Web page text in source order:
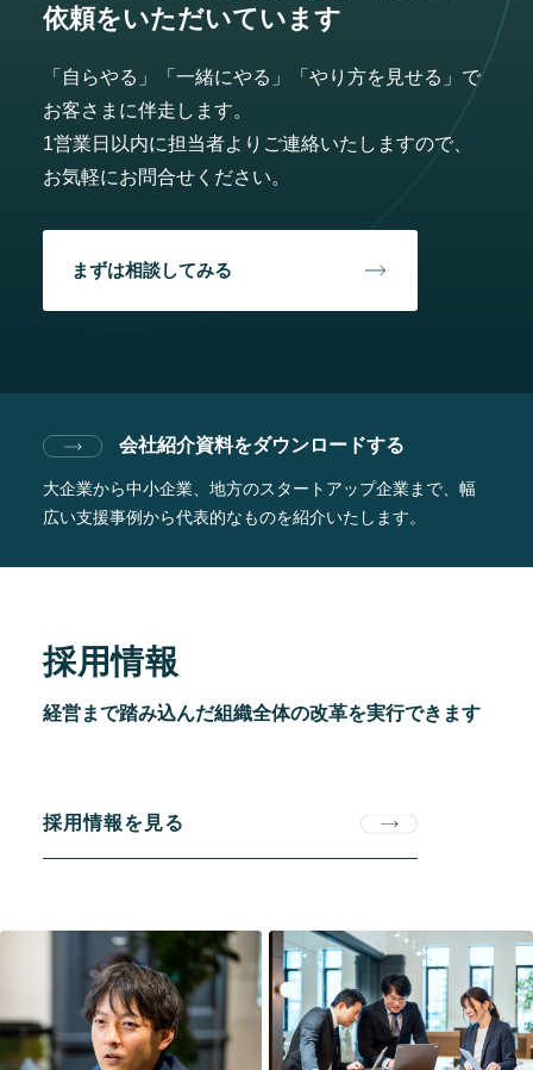
依頼をいただいています
「自らやる」「一緒にやる」「やり方を見せる」で
お客さまに伴走します。
1営業日以内に担当者よりご連絡いたしますので、
お気軽にお問合せください。
まずは相談してみる
会社紹介資料をダウンロードする
大企業から中小企業、地方のスタートアップ企業まで、 幅
広い支援事例から代表的なものを紹介いたします。
採用情報
経営まで踏み込んだ組織全体の改革を実行できます
採用情報を見る